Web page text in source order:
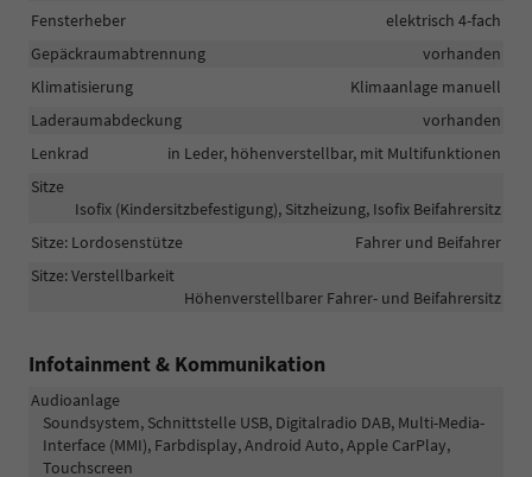
Fensterheber
elektrisch 4-fach
Gepäckraumabtrennung
vorhanden
Klimatisierung
Klimaanlage manuell
Laderaumabdeckung
vorhanden
Lenkrad
in Leder, höhenverstellbar, mit Multifunktionen
Sitze
Isofix (Kindersitzbefestigung), Sitzheizung, Isofix Beifahrersitz
Sitze: Lordosenstütze
Fahrer und Beifahrer
Sitze: Verstellbarkeit
Höhenverstellbarer Fahrer- und Beifahrersitz
Infotainment & Kommunikation
Audioanlage
Soundsystem, Schnittstelle USB, Digitalradio DAB, Multi-Media-
Interface (MMI), Farbdisplay, Android Auto, Apple CarPlay,
Touchscreen